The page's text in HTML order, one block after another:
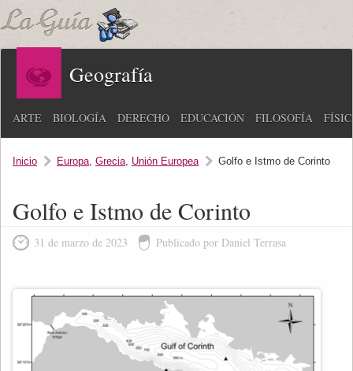
Geografía
ARTE BIOLOGÍA DERECHO EDUCACIÓN FILOSOFÍA
Inicio Europa, Grecia, Unión Europea Golfo e Istmo de Corinto
Golfo e Istmo de Corinto
31 de marzo de 2023 Publicado por Daniel Terrasa